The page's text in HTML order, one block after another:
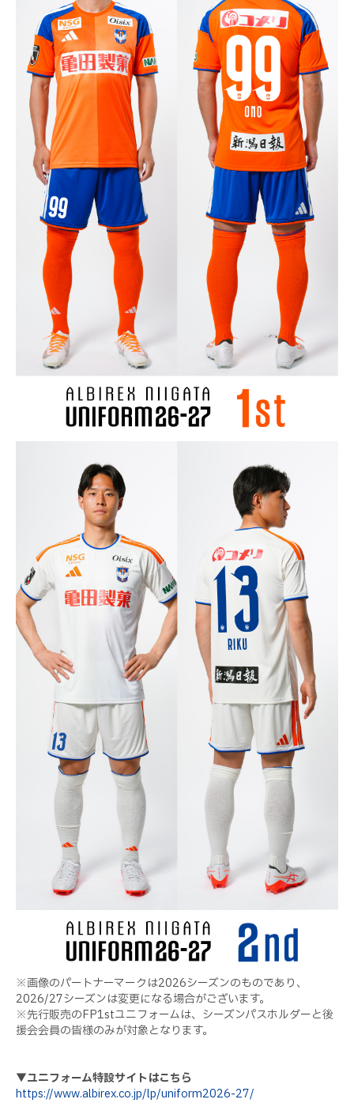
※画像のパートナーマークは2026シーズンのものであり、
2026/27シーズンは変更になる場合がございます。
※先行販売のFP1stユニフォームは、シーズンパスホルダーと後
援会会員の皆様のみが対象となります。
▼ユニフォーム特設サイトはこちら
https://www.albirex.co.jp/lp/uniform2026-27/